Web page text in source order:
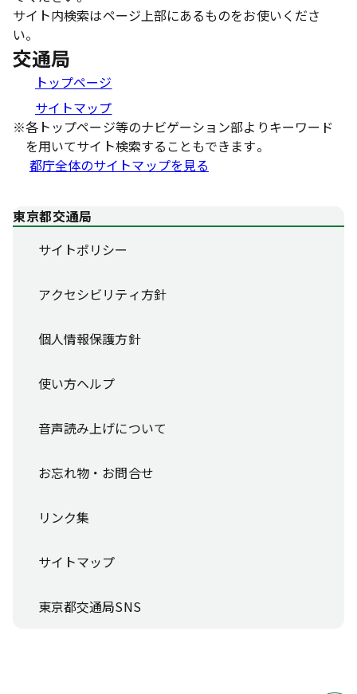
サイト内検索はページ上部にあるものをお使いくださ
い。
交通局
トップページ
サイトマップ
※各トップページ等のナビゲーション部よりキーワード
を用いてサイト検索することもできます。
都庁全体のサイトマップを見る
東京都交通局
サイトポリシー
アクセシビリティ方針
個人情報保護方針
使い方ヘルプ
音声読み上げについて
お忘れ物・お問合せ
リンク集
サイトマップ
東京都交通局SNS